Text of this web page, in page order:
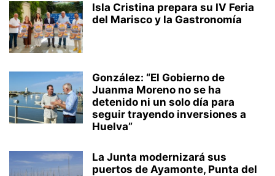
Isla Cristina prepara su IV Feria
del Marisco y la Gastronomía
González: “El Gobierno de
Juanma Moreno no se ha
detenido ni un solo día para
seguir trayendo inversiones a
Huelva”
La Junta modernizará sus
puertos de Ayamonte, Punta del